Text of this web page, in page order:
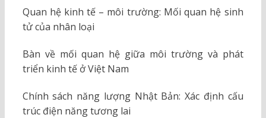
Quan hệ kinh tế – môi trường: Mối quan hệ sinh
tử của nhân loại
Bàn về mối quan hệ giữa môi trường và phát
triển kinh tế ở Việt Nam
Chính sách năng lượng Nhật Bản: Xác định cấu
trúc điện năng tương lai